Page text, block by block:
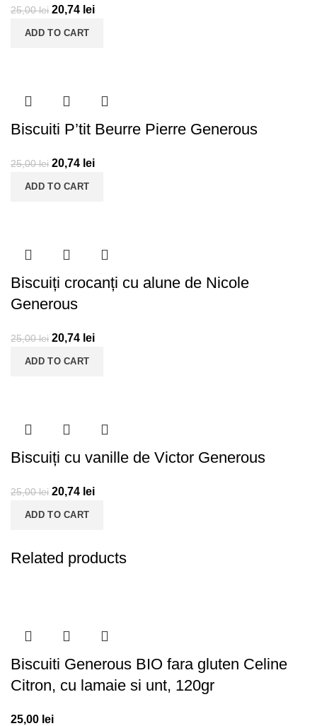
25,00lei 20,74 lei
ADD TO CART
Biscuiti P’tit Beurre Pierre Generous
25,00lei 20,74 lei
ADD TO CART
Biscuiți crocanți cu alune de Nicole
Generous
25,00lei 20,74 lei
ADD TO CART
Biscuiți cu vanille de Victor Generous
25,00lei 20,74 lei
ADD TO CART
Related products
Biscuiti Generous BIO fara gluten Celine
Citron, cu lamaie si unt, 120gr
25,00 lei